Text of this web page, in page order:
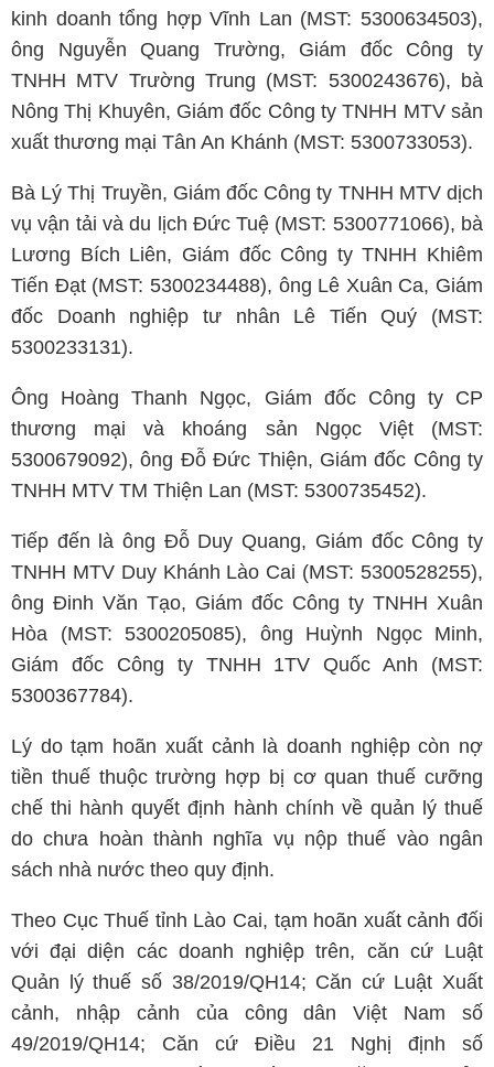
kinh doanh tổng hợp Vĩnh Lan (MST: 5300634503),
ông Nguyễn Quang Trường, Giám đốc Công ty
TNHH MTV Trường Trung (MST: 5300243676), bà
Nông Thị Khuyên, Giám đốc Công ty TNHH MTV sản
xuất thương mại Tân An Khánh (MST: 5300733053).
Bà Lý Thị Truyền, Giám đốc Công ty TNHH MTV dịch
vụ vận tải và du lịch Đức Tuệ (MST: 5300771066), bà
Lương Bích Liên, Giám đốc Công ty TNHH Khiêm
Tiến Đạt (MST: 5300234488), ông Lê Xuân Ca, Giám
đốc Doanh nghiệp tư nhân Lê Tiến Quý (MST:
5300233131).
Ông Hoàng Thanh Ngọc, Giám đốc Công ty CP
thương mại và khoáng sản Ngọc Việt (MST:
5300679092), ông Đỗ Đức Thiện, Giám đốc Công ty
TNHH MTV TM Thiện Lan (MST: 5300735452).
Tiếp đến là ông Đỗ Duy Quang, Giám đốc Công ty
TNHH MTV Duy Khánh Lào Cai (MST: 5300528255),
ông Đinh Văn Tạo, Giám đốc Công ty TNHH Xuân
Hòa (MST: 5300205085), ông Huỳnh Ngọc Minh,
Giám đốc Công ty TNHH 1TV Quốc Anh (MST:
5300367784).
Lý do tạm hoãn xuất cảnh là doanh nghiệp còn nợ
tiền thuế thuộc trường hợp bị cơ quan thuế cưỡng
chế thi hành quyết định hành chính về quản lý thuế
do chưa hoàn thành nghĩa vụ nộp thuế vào ngân
sách nhà nước theo quy định.
Theo Cục Thuế tỉnh Lào Cai, tạm hoãn xuất cảnh đối
với đại diện các doanh nghiệp trên, căn cứ Luật
Quản lý thuế số 38/2019/QH14; Căn cứ Luật Xuất
cảnh, nhập cảnh của công dân Việt Nam số
49/2019/QH14; Căn cứ Điều 21 Nghị định số